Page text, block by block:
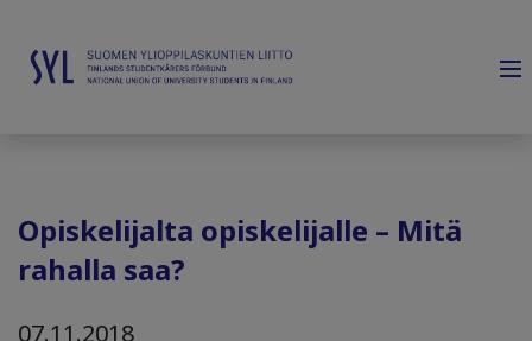
Opiskelijalta opiskelijalle – Mitä
rahalla saa?
07.11.2018